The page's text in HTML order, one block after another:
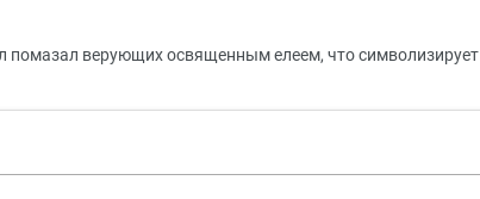
помазал верующих освященным елеем, что символизирует